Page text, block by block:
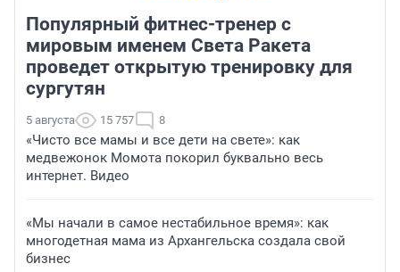
Популярный фитнес-тренер с
мировым именем Света Ракета
проведет открытую тренировку для
сургутян
5 августа 15 757 8
«Чисто все мамы и все дети на свете»: как
медвежонок Момота покорил буквально весь
интернет. Видео
«Мы начали в самое нестабильное время»: как
многодетная мама из Архангельска создала свой
бизнес